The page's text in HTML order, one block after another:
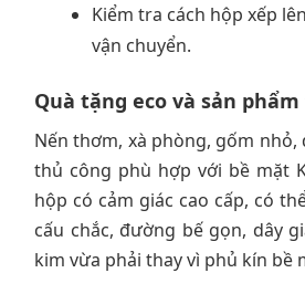
Kiểm tra cách hộp xếp
vận chuyển.
Quà tặng eco và sản
Nến thơm, xà phòng, gốm nhỏ,
thủ công phù hợp với bề mặt
hộp có cảm giác cao cấp, có
cấu chắc, đường bế gọn, dây
kim vừa phải thay vì phủ kín bề